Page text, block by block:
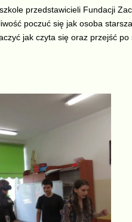
przedstawicieli Fundacji
poczuć się jak osoba
jak czyta się oraz przejść